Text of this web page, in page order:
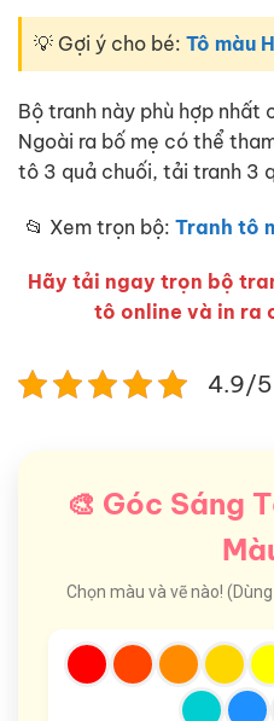
💡 Gợi ý cho bé: Tô màu
Bộ tranh này phù hợp
Ngoài ra bố mẹ có thể
tô 3 quả chuối, tải tranh 3
📂 Xem trọn bộ: Tranh tô
Hãy tải ngay trọn bộ
tô online và in ra
4.9/5
🎨 Góc Sáng
Chọn màu và vẽ nào!